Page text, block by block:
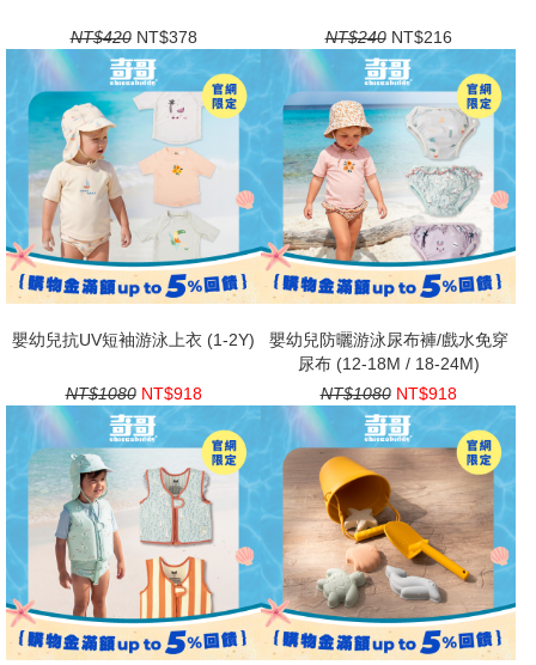
NT$420 NT$378 NT$240 NT$216
嬰幼兒抗UV短袖游泳上衣 (1-2Y)
NT$1080 NT$918
嬰幼兒防曬游泳尿布褲/戲水免穿
尿布 (12-18M / 18-24M)
NT$1080 NT$918